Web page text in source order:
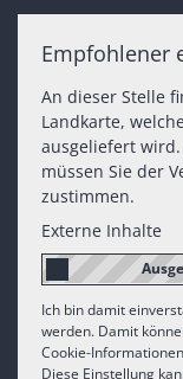
Empfohlener
An dieser Stelle
Landkarte,
ausgeliefert
müssen Sie der
zustimmen.
Externe Inhalte
Ich bin damit
werden. Damit
Cookie-
Diese Einstellung